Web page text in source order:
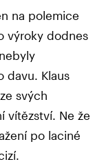
na polemice
výroky dodnes
davu. Klaus
svých
vítězství. Ne že
po laciné